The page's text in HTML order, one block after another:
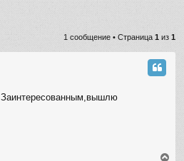
ац
ия
1 сообщение • Страница 1 из 1
Заинтересованным,вышлю